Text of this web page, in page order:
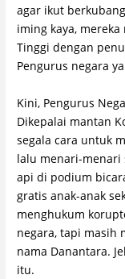
agar ikut
iming kaya,
Tinggi dengan
Pengurus negara
Kini, Pengurus
Dikepalai mantan
segala cara untuk
lalu menari-menari
api di podium
gratis anak-anak
menghukum
negara, tapi masih
nama Danantara.
itu.